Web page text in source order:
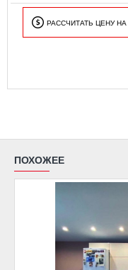
РАССЧИТАТЬ ЦЕНУ
ПОХОЖЕЕ